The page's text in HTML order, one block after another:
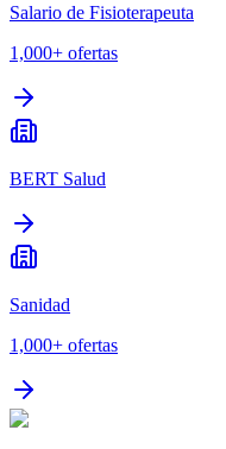
Salario de Fisioterapeuta
1,000+ ofertas
BERT Salud
Sanidad
1,000+ ofertas